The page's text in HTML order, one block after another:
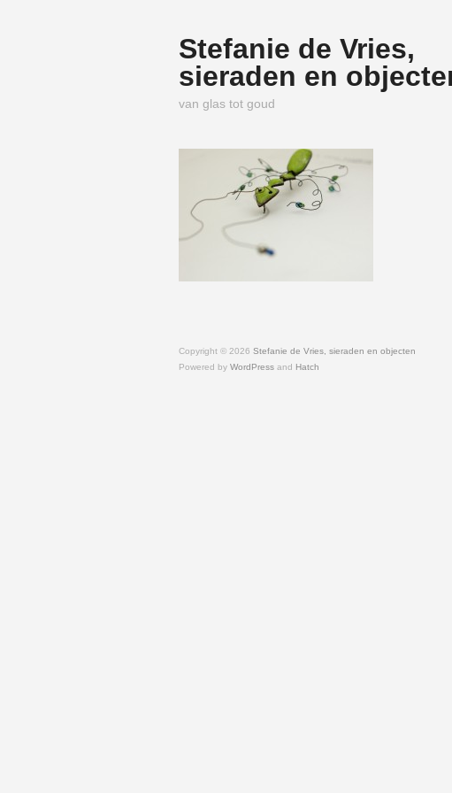
Stefanie de Vries,
sieraden en
van glas tot goud
Copyright © 2026 Stefanie de Vries, sieraden en objecten
Powered by WordPress and Hatch